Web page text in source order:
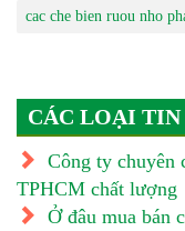
cac che bien ruou nho
CÁC LOẠI
Công ty chuyên
TPHCM chất lượng
Ở đâu mua bán